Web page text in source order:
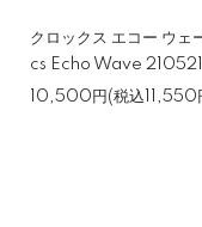
クロックス エコー ウェ
cs Echo Wave
10,500円(税込11,550